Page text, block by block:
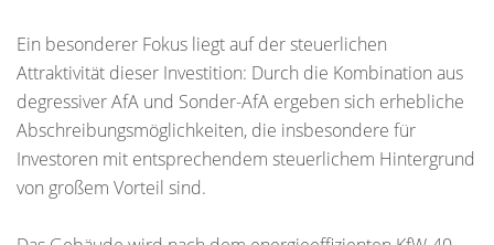
Ein besonderer Fokus liegt auf der steuerlichen
Attraktivität dieser Investition: Durch die Kombination aus
degressiver AfA und Sonder-AfA ergeben sich erhebliche
Abschreibungsmöglichkeiten, die insbesondere für
Investoren mit entsprechendem steuerlichem Hintergrund
von großem Vorteil sind.